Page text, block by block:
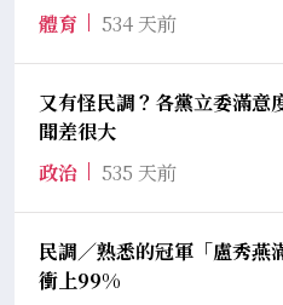
體育
534 天前
又有怪民調？各黨立委滿
聞差很大
政治
535 天前
民調／熟悉的冠軍「盧秀燕
衝上99%